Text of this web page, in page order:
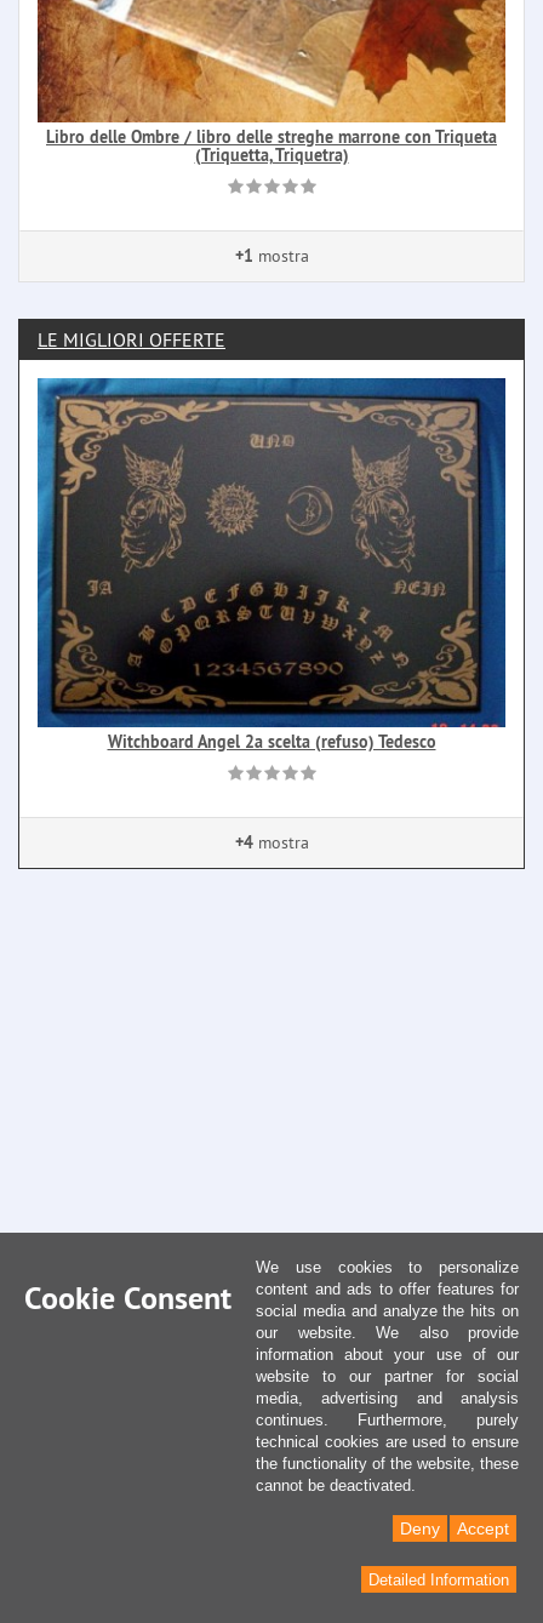
Libro delle Ombre / libro delle streghe marrone con Triqueta
(Triquetta, Triquetra)
+1 mostra
LE MIGLIORI OFFERTE
Witchboard Angel 2a scelta (refuso) Tedesco
+4mostra
Cookie Consent
We use cookies to personalize
content and ads to offer features for
social media and analyze the hits on
our website. We also provide
information about your use of our
website to our partner for social
media, advertising and analysis
continues. Furthermore, purely
technical cookies are used to ensure
the functionality of the website, these
cannot be deactivated.
Accept
Deny
Detailed Information